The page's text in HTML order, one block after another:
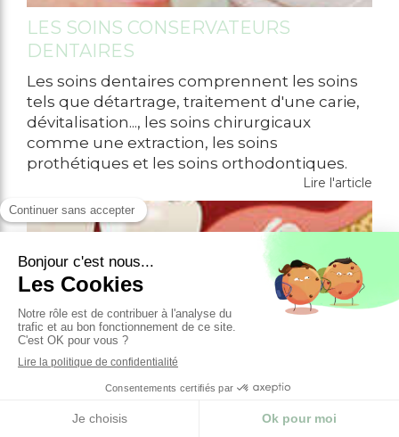
LES SOINS CONSERVATEURS
DENTAIRES
Les soins dentaires comprennent les soins
tels que détartrage, traitement d'une carie,
dévitalisation..., les soins chirurgicaux
comme une extraction, les soins
prothétiques et les soins orthodontiques.
Lire l'article
LES DENTS DE SAGESSE
Les dents de sagesses, appelées également
troisièmes molaires, sont normalement au
nombre de 4 et apparaissent de 18 à 25 ans.